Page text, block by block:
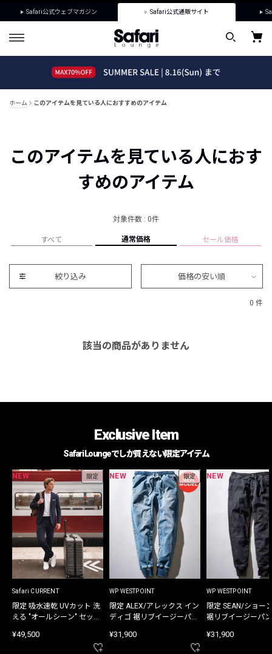
Safari公式ウェブマガジン Safari公式通販サイト
ホーム このアイテムを見ている人におすすめのアイテム
このアイテムを見ている人におす
すめのアイテム
対象件数 : 0件
すべて 通常価格 セール価格
絞り込み 価格の安い順
0 件
該当の商品がありません
Exclusive Item
Safari Loungeでしか買えない限定アイテム
NEW 限定
Safari CURRENT
限定 吸水速乾 UVカット 洗
える "オールシーン" セット
¥49,500
NEW 限定
WP WESTPOINT
限定 ALEX/アレックス イン
ディゴ 裾リブイージーパン
¥31,900
NEW
WP WESTPOINT
限定 SEAN/ショー
裾リブイージーパ
¥31,900